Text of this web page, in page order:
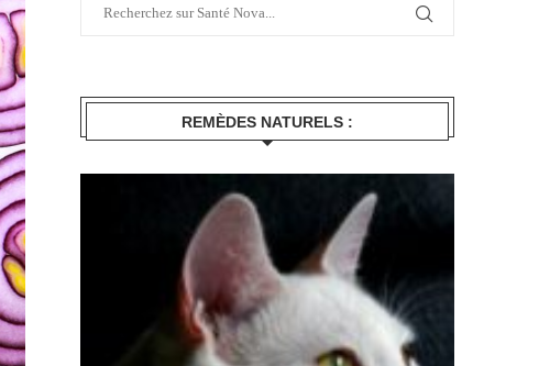
REMÈDES NATURELS :